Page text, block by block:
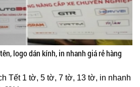
logo dán kính, in nhanh giá rẻ hàng
Tết 1 tờ, 5 tờ, 7 tờ, 13 tờ, in nhanh